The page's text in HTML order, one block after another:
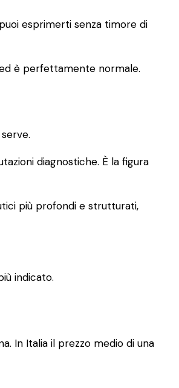
esprimerti senza timore di
è perfettamente normale.
diagnostiche. È la figura
più profondi e strutturati,
indicato.
In Italia il prezzo medio di una